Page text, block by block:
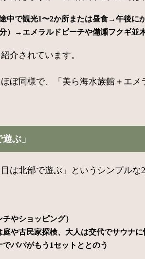
中で観光1〜2か所または昼食→午後
）→エメラルドビーチや備瀬フクギ
介されています。
ぼ同様で、「美ら海水族館＋エ
ぶ」
は北部で遊ぶ」というシンプル
やショッピング）
や古民家探検、大人は交代でサウナに
パパがもう1セットととのう